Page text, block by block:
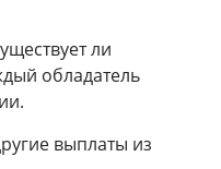
ли
обладатель
выплаты из